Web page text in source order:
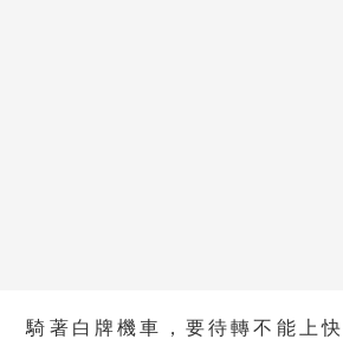
騎著白牌機車，要待轉不能上